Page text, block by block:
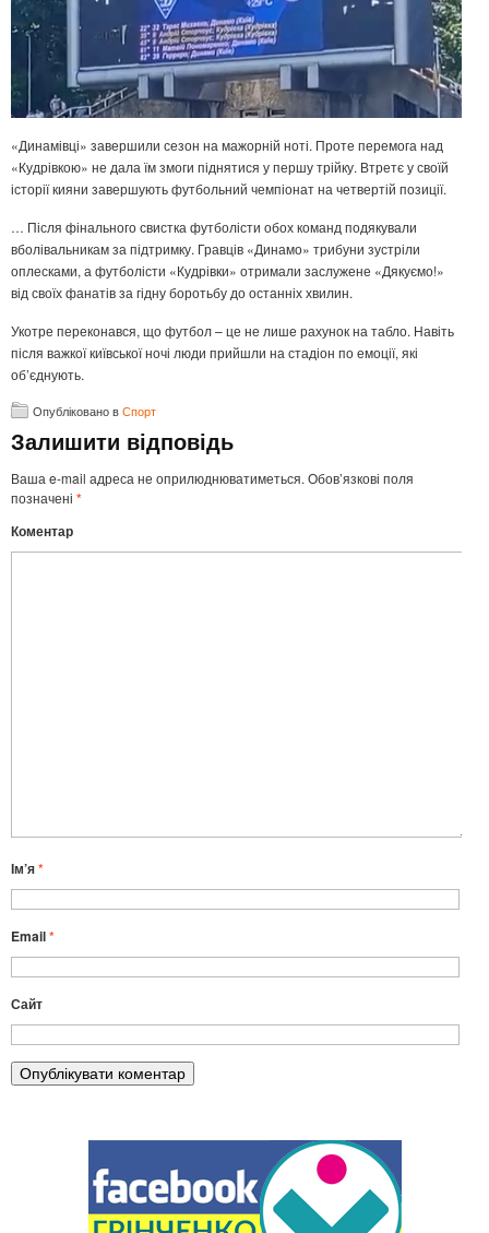
«Динамівці» завершили сезон на мажорній ноті. Проте перемога над
«Кудрівкою» не дала їм змоги піднятися у першу трійку. Втретє у своїй
історії кияни завершують футбольний чемпіонат на четвертій позиції.
… Після фінального свистка футболісти обох команд подякували
вболівальникам за підтримку. Гравців «Динамо» трибуни зустріли
оплесками, а футболісти «Кудрівки» отримали заслужене «Дякуємо!»
від своїх фанатів за гідну боротьбу до останніх хвилин.
Укотре переконався, що футбол – це не лише рахунок на табло. Навіть
після важкої київської ночі люди прийшли на стадіон по емоції, які
об’єднують.
Опубліковано вСпорт
Залишити відповідь
Ваша e-mail адреса не оприлюднюватиметься. Обов’язкові поля
позначені *
Коментар
Ім’я*
Email*
Сайт